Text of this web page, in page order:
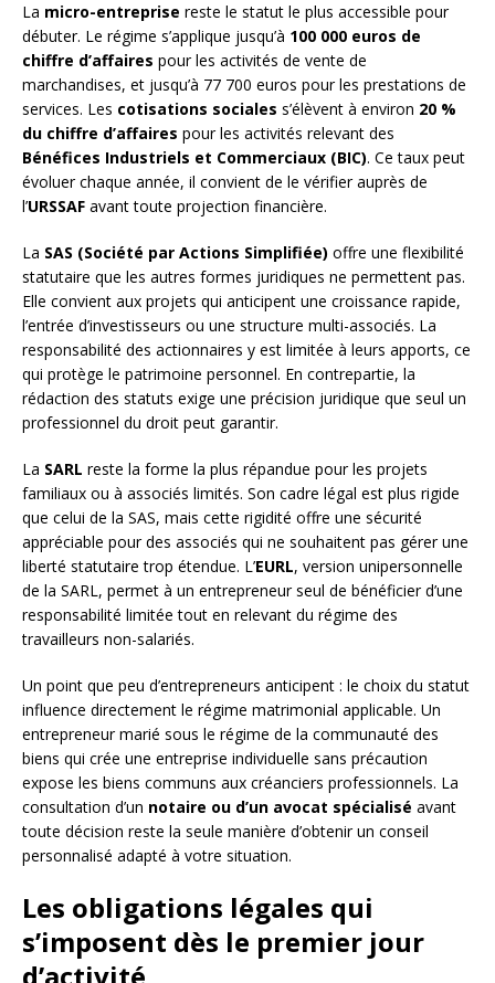
La micro-entreprise reste le statut le plus accessible pour
débuter. Le régime s’applique jusqu’à 100 000 euros de
chiffre d’affaires pour les activités de vente de
marchandises, et jusqu’à 77 700 euros pour les prestations de
services. Les cotisations sociales s’élèvent à environ 20 %
du chiffre d’affaires pour les activités relevant des
Bénéfices Industriels et Commerciaux (BIC). Ce taux peut
évoluer chaque année, il convient de le vérifier auprès de
l’URSSAF avant toute projection financière.
La SAS (Société par Actions Simplifiée) offre une flexibilité
statutaire que les autres formes juridiques ne permettent pas.
Elle convient aux projets qui anticipent une croissance rapide,
l’entrée d’investisseurs ou une structure multi-associés. La
responsabilité des actionnaires y est limitée à leurs apports, ce
qui protège le patrimoine personnel. En contrepartie, la
rédaction des statuts exige une précision juridique que seul un
professionnel du droit peut garantir.
La SARL reste la forme la plus répandue pour les projets
familiaux ou à associés limités. Son cadre légal est plus rigide
que celui de la SAS, mais cette rigidité offre une sécurité
appréciable pour des associés qui ne souhaitent pas gérer une
liberté statutaire trop étendue. L’EURL, version unipersonnelle
de la SARL, permet à un entrepreneur seul de bénéficier d’une
responsabilité limitée tout en relevant du régime des
travailleurs non-salariés.
Un point que peu d’entrepreneurs anticipent : le choix du statut
influence directement le régime matrimonial applicable. Un
entrepreneur marié sous le régime de la communauté des
biens qui crée une entreprise individuelle sans précaution
expose les biens communs aux créanciers professionnels. La
consultation d’un notaire ou d’un avocat spécialisé avant
toute décision reste la seule manière d’obtenir un conseil
personnalisé adapté à votre situation.
Les obligations légales qui
s’imposent dès le premier jour